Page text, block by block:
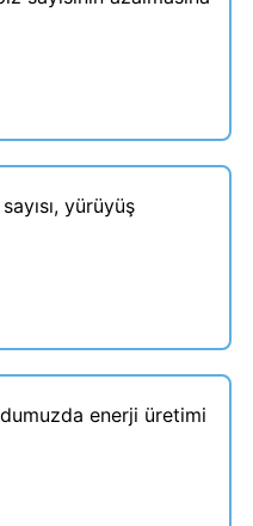
yürüyüş
enerji üretimi